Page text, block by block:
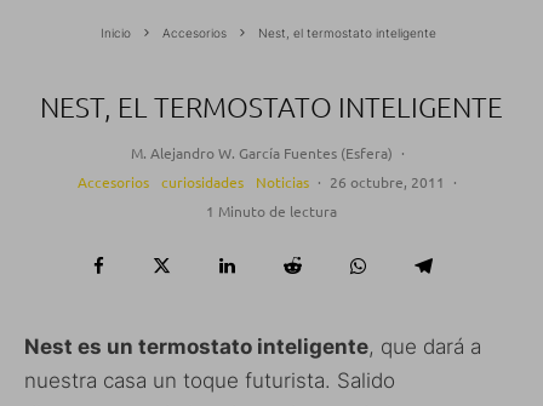
Inicio Accesorios Nest, el termostato inteligente
NEST, EL TERMOSTATO INTELIGENTE
M. Alejandro W. García Fuentes (Esfera) ·
Accesorios
curiosidades Noticias · 26 octubre, 2011
·
1 Minuto de lectura
Nest es un termostato inteligente, que dará a
nuestra casa un toque futurista. Salido